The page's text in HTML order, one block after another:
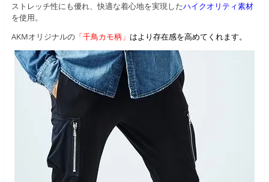
ストレッチ性にも優れ、快適な着心地を実現したハイクオリティ素材
を使用。
AKMオリジナルの「千鳥カモ柄」 はより存在感を高めてくれます。